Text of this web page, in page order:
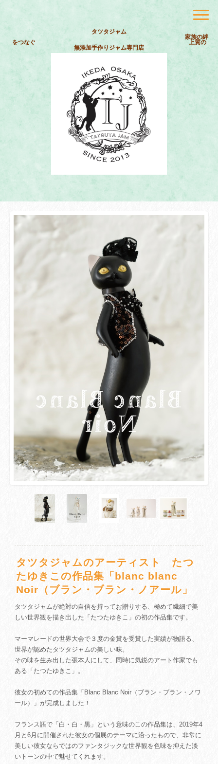
タツタジャム
家族の絆
をつなぐ 上質の
無添加手作りジャム専門店
タツタジャムのアーティスト たつ
たゆきこの作品集「blanc blanc
Noir（ブラン・ブラン・ノアール」
タツタジャムが絶対の自信を持ってお贈りする、極めて繊細で美
しい世界観を描き出した「たつたゆきこ」の初の作品集です。
マーマレードの世界大会で３度の金賞を受賞した実績が物語る、
世界が認めたタツタジャムの美しい味。
その味を生み出した張本人にして、同時に気鋭のアート作家でも
ある「たつたゆきこ」。
彼女の初めての作品集「Blanc Blanc Noir（ブラン・ブラン・ノワ
ール）」が完成しました！
フランス語で「白・白・黒」という意味のこの作品集は、2019年4
月と6月に開催された彼女の個展のテーマに沿ったもので、非常に
美しい彼女ならではのファンタジックな世界観を色味を抑えた淡
いトーンの中で魅せてくれます。